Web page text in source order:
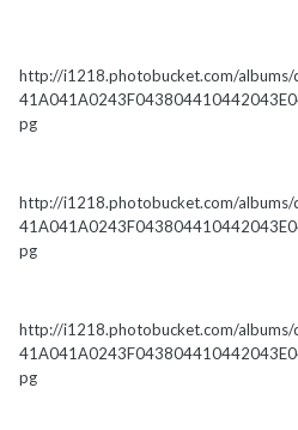
http://i1218.photobucket.com/
pg
http://i1218.photobucket.com/
pg
http://i1218.photobucket.com/
pg